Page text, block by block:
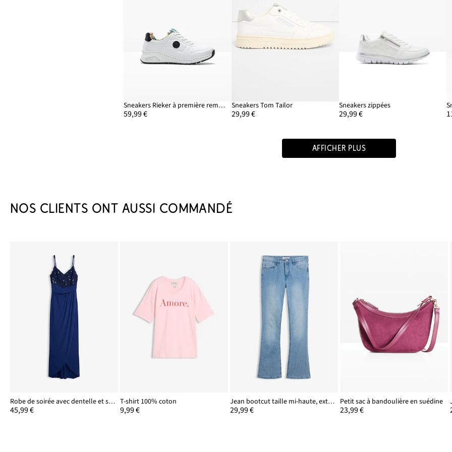
Sneakers Rieker à première rembourrée
59,99 €
Sneakers Tom Tailor
29,99 €
Sneakers zippées
29,99 €
AFFICHER PLUS
NOS CLIENTS ONT AUSSI COMMANDÉ
Robe de soirée avec dentelle et sequins brodés
45,99 €
T-shirt 100% coton
9,99 €
Jean bootcut taille mi-haute, extensible
29,99 €
Petit sac à bandoulière en suédine
23,99 €